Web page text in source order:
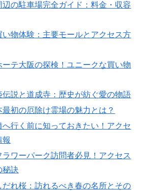
辺の駐車場完全ガイド：料金・収容
い物体験：主要モールとアクセス方
ーテ大阪の探検！ユニークな買い物
伝説と道成寺：歴史が紡ぐ愛の物語
最初の厄除け霊場の魅力とは？
へ行く前に知っておきたい！アクセ
報
ラワーパーク訪問者必見！アクセス
秘訣
だれ桜：訪れるべき春の名所とその